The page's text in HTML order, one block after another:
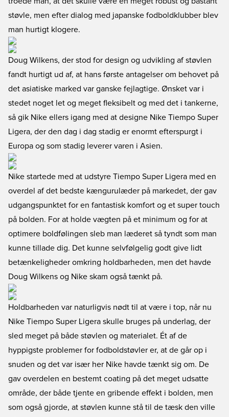
støvle, men efter dialog med japanske fodboldklubber blev
man hurtigt klogere.
Doug Wilkens, der stod for design og udvikling af støvlen
fandt hurtigt ud af, at hans første antagelser om behovet på
det asiatiske marked var ganske fejlagtige. Ønsket var i
stedet noget let og meget fleksibelt og med det i tankerne,
så gik Nike ellers igang med at designe Nike Tiempo Super
Ligera, der den dag i dag stadig er enormt efterspurgt i
Europa og som stadig leverer varen i Asien.
Nike startede med at udstyre Tiempo Super Ligera med en
overdel af det bedste kængurulæder på markedet, der gav
udgangspunktet for en fantastisk komfort og et super touch
på bolden. For at holde vægten på et minimum og for at
optimere boldfølingen sleb man læderet så tyndt som man
kunne tillade dig. Det kunne selvfølgelig godt give lidt
betænkeligheder omkring holdbarheden, men det havde
Doug Wilkens og Nike skam også tænkt på.
Holdbarheden var naturligvis nødt til at være i top, når nu
Nike Tiempo Super Ligera skulle bruges på underlag, der
sled meget på både støvlen og materialet. Ét af de
hyppigste problemer for fodboldstøvler er, at de går op i
snuden og det var især her Nike havde tænkt sig om. De
gav overdelen en bestemt coating på det meget udsatte
område, der både tjente en gribende effekt i bolden, men
som også gjorde, at støvlen kunne stå til de tæsk den ville